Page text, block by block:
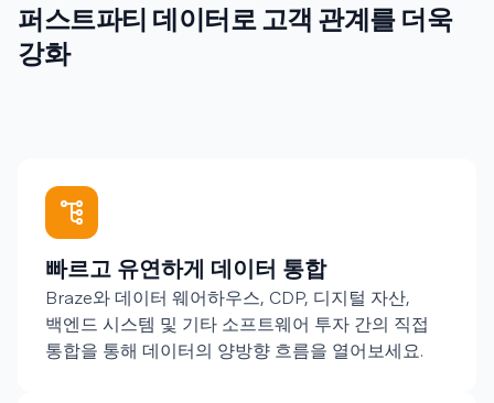
퍼스트파티 데이터로 고객 관계를 더욱
강화
빠르고 유연하게 데이터 통합
Braze와 데이터 웨어하우스, CDP, 디지털 자산,
백엔드 시스템 및 기타 소프트웨어 투자 간의 직접
통합을 통해 데이터의 양방향 흐름을 열어보세요.